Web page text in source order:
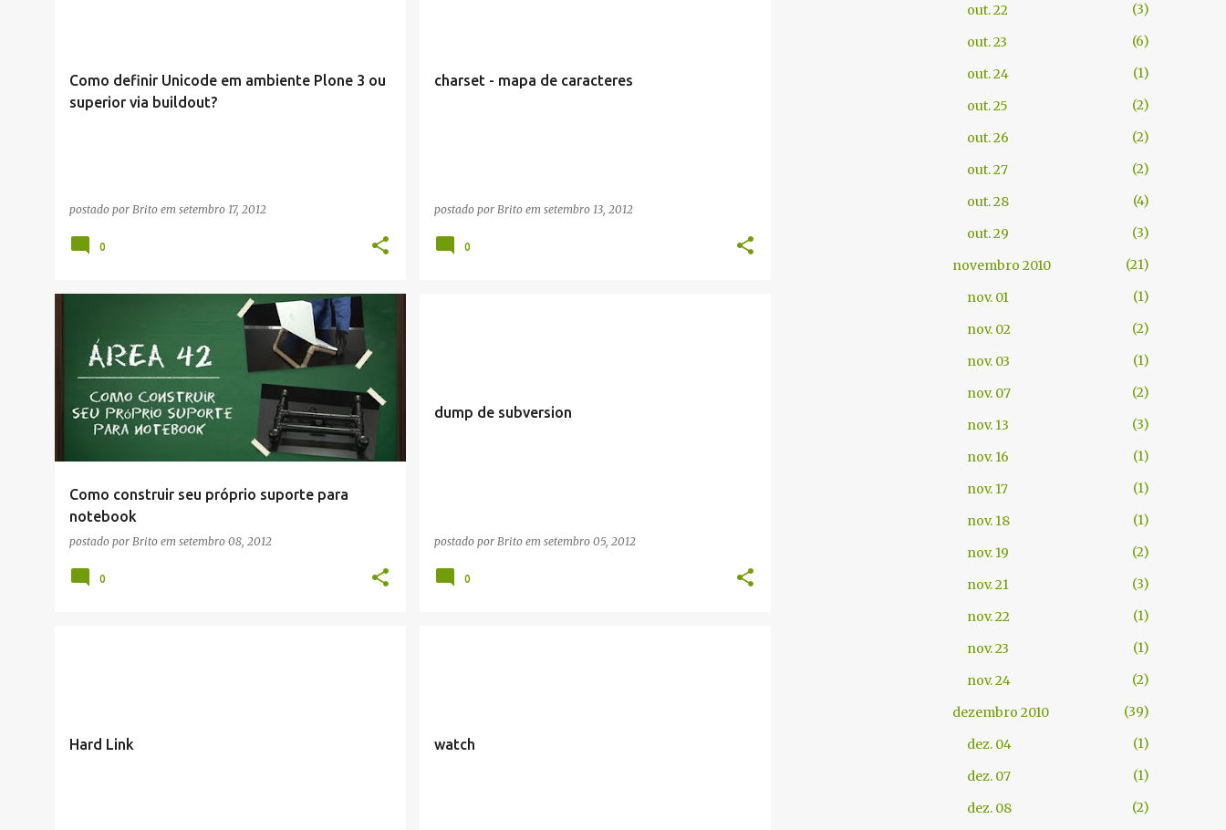
Como definir Unicode em ambiente Plone 3 ou
superior via buildout?
postado por Brito em setembro 17, 2012
0
charset - mapa de caracteres
postado por Brito em setembro 13, 2012
0
Como construir seu próprio suporte para
notebook
postado por Brito em setembro 08, 2012
0
dump de subversion
postado por Brito em setembro 05, 2012
0
Hard Link watch
out. 22
3
out. 23
6
out. 24
1
out. 25
2
out. 26
2
out. 27
2
out. 28
4
out. 29
3
novembro 2010
21
nov. 01
1
nov. 02
2
nov. 03
1
nov. 07
2
nov. 13
3
nov. 16
1
nov. 17
1
nov. 18
1
nov. 19
2
nov. 21
3
nov. 22
1
nov. 23
1
nov. 24
2
dezembro 2010
39
dez. 04
1
dez. 07
1
dez. 08
2